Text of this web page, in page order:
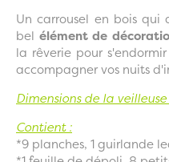
Un carrousel en bois qui
bel élément de
la rêverie pour
accompagner vos nuits
Dimensions de la
Contient :
*9 planches, 1 guirlande